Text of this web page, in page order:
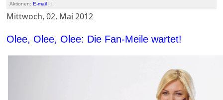
Aktionen:E-mail | |
Mittwoch, 02. Mai 2012
Olee, Olee, Olee: Die Fan-Meile wartet!